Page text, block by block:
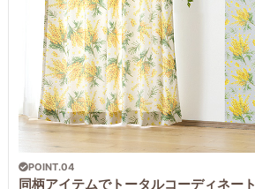
POINT.04
同柄アイテムでトータルコーディネート